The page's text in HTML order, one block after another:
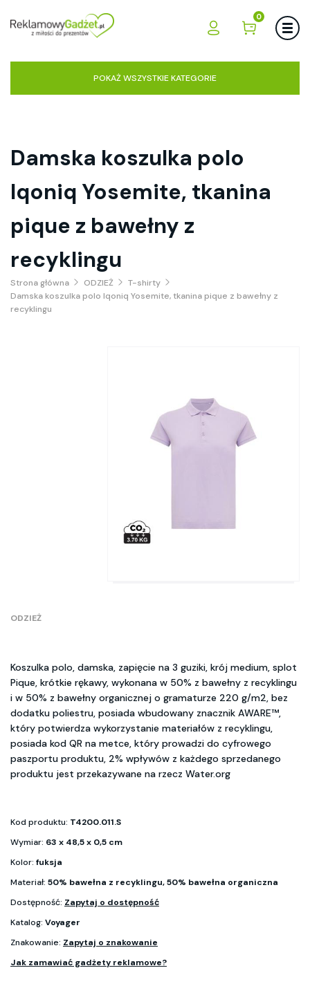
0
POKAŻ WSZYSTKIE KATEGORIE
Damska koszulka polo
Iqoniq Yosemite, tkanina
pique z bawełny z
recyklingu
Strona główna ODZIEŻ
T-shirty
Damska koszulka polo Iqoniq Yosemite, tkanina pique z bawełny z
recyklingu
ODZIEŻ
Koszulka polo, damska, zapięcie na 3 guziki, krój medium, splot
Pique, krótkie rękawy, wykonana w 50% z bawełny z recyklingu
i w 50% z bawełny organicznej o gramaturze 220 g/m2, bez
dodatku poliestru, posiada wbudowany znacznik AWARE™,
który potwierdza wykorzystanie materiałów z recyklingu,
posiada kod QR na metce, który prowadzi do cyfrowego
paszportu produktu, 2% wpływów z każdego sprzedanego
produktu jest przekazywane na rzecz Water.org
Kod produktu: T4200.011.S
Wymiar: 63 x 48,5 x 0,5 cm
Kolor: fuksja
Materiał: 50% bawełna z recyklingu, 50% bawełna organiczna
Dostępność: Zapytaj o dostępność
Katalog: Voyager
Znakowanie: Zapytaj o znakowanie
Jak zamawiać gadżety reklamowe?